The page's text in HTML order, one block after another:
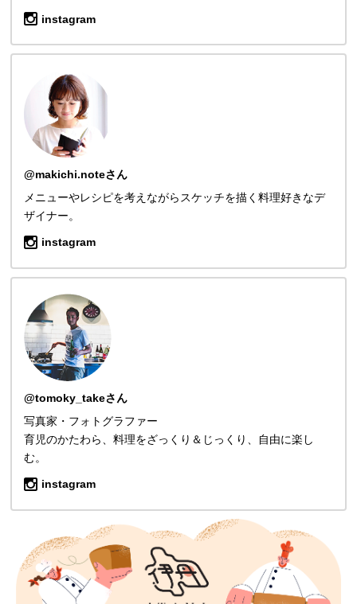
instagram
@makichi.noteさん
メニューやレシピを考えながらスケッチを描く料理好きなデ
ザイナー。
instagram
@tomoky_takeさん
写真家・フォトグラファー
育児のかたわら、料理をざっくり＆じっくり、自由に楽し
む。
instagram